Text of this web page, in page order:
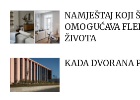
NAMJEŠTAJ KOJI
OMOGUĆAVA
ŽIVOTA
KADA DVORANA